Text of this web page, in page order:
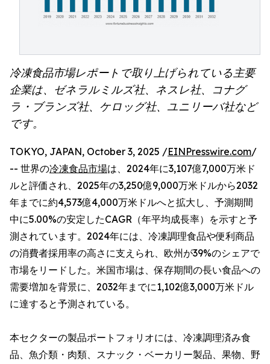
冷凍食品市場レポートで取り上げられている主要
企業は、ゼネラルミルズ社、ネスレ社、コナグ
ラ・ブランズ社、ケロッグ社、ユニリーバ社など
です。
TOKYO, JAPAN, October 3, 2025 /EINPresswire.com/
-- 世界の冷凍食品市場は、2024年に3,107億7,000万米ド
ルと評価され、2025年の3,250億9,000万米ドルから2032
年までに約4,573億4,000万米ドルへと拡大し、予測期間
中に5.00%の安定したCAGR（年平均成長率）を示すと予
測されています。2024年には、冷凍調理食品や便利商品
の消費者採用率の高さに支えられ、欧州が39%のシェアで
市場をリードした。米国市場は、保存期間の長い食品への
需要増加を背景に、2032年までに1,102億3,000万米ドル
に達すると予測されている。
本セクターの製品ポートフォリオには、冷凍調理済み食
品、魚介類・肉類、スナック・ベーカリー製品、果物、野